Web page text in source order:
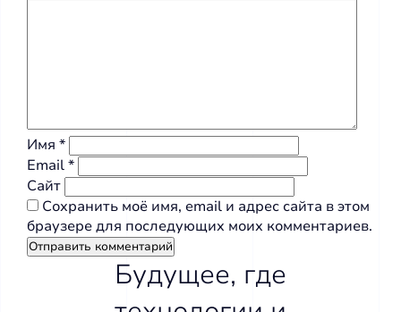
Имя *
Email*
Сайт
Сохранить моё имя, email и адрес сайта в этом
браузере для последующих моих комментариев.
Будущее, где